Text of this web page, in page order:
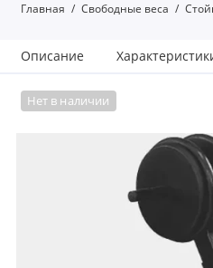
Главная Свободные веса
Описание
Нет в наличии